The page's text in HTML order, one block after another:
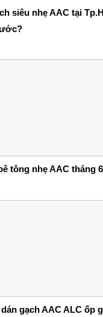
siêu nhẹ AAC tại
tông nhẹ AAC tháng
gạch AAC ALC ốp